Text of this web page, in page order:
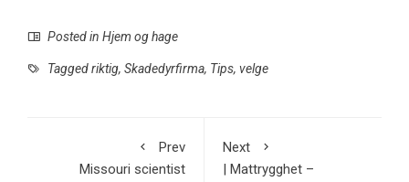
Posted in Hjem og hage
Taggedriktig, Skadedyrfirma, Tips, velge
Prev
Missouri scientist
Next
| Mattrygghet –